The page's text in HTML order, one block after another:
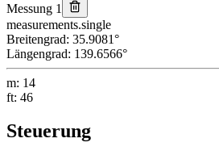
Messung 1
measurements.single
Breitengrad: 35.9081°
Längengrad: 139.6566°
m: 14
ft: 46
Steuerung